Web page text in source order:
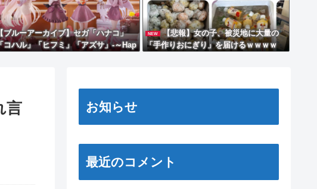
ブルーアーカイブ】セガ「ハナコ」
コハル」「ヒフミ」「アズサ」‐～Hap
NEW
【悲報】女の子、被災地に大量の
「手作りおにぎり」を届けるｗｗｗｗ
言
お知らせ
最近のコメント